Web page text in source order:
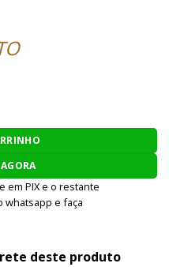
HGA-193X - CINZA
em PIX e o restante
whatsapp e faça
deste produto